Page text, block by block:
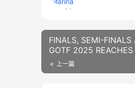
FINALS, SEMI-
GOTF 2025
上一篇